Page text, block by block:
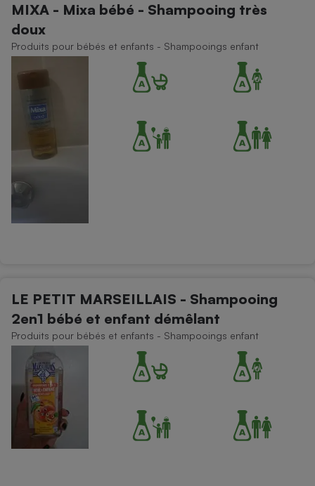
MIXA - Mixa bébé - Shampooing très
doux
Produits pour bébés et enfants - Shampooings enfant
LE PETIT MARSEILLAIS - Shampooing
2en1 bébé et enfant démêlant
Produits pour bébés et enfants - Shampooings enfant